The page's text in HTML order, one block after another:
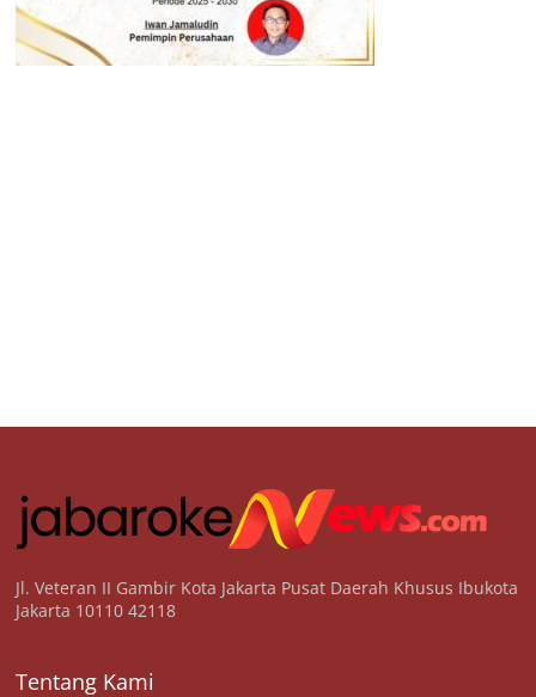
Jl. Veteran II Gambir Kota Jakarta Pusat Daerah Khusus Ibukota
Jakarta 10110 42118
Tentang Kami